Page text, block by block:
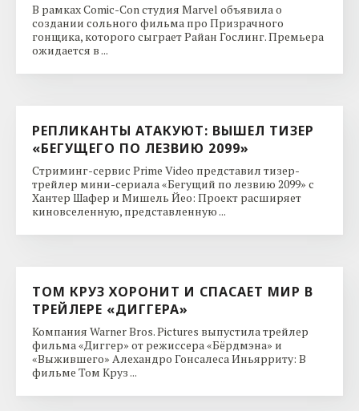
В рамках Comic-Con студия Marvel объявила о
создании сольного фильма про Призрачного
гонщика, которого сыграет Райан Гослинг. Премьера
ожидается в ...
РЕПЛИКАНТЫ АТАКУЮТ: ВЫШЕЛ ТИЗЕР
«БЕГУЩЕГО ПО ЛЕЗВИЮ 2099»
Стриминг-сервис Prime Video представил тизер-
трейлер мини-сериала «Бегущий по лезвию 2099» с
Хантер Шафер и Мишель Йео: Проект расширяет
киновселенную, представленную ...
ТОМ КРУЗ ХОРОНИТ И СПАСАЕТ МИР В
ТРЕЙЛЕРЕ «ДИГГЕРА»
Компания Warner Bros. Pictures выпустила трейлер
фильма «Диггер» от режиссера «Бёрдмэна» и
«Выжившего» Алехандро Гонсалеса Иньярриту: В
фильме Том Круз ...